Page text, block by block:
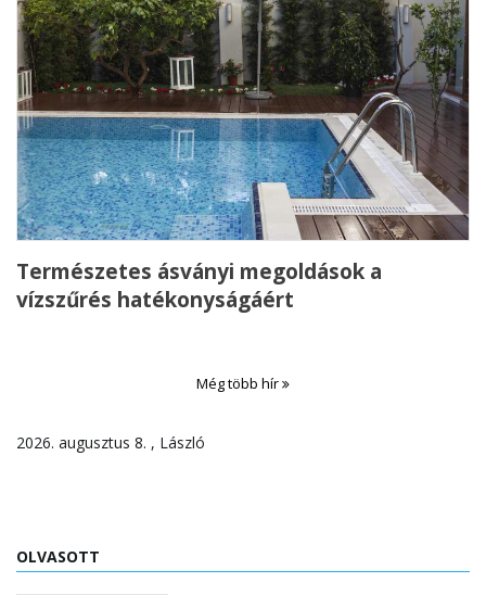
Természetes ásványi megoldások a
vízszűrés hatékonyságáért
Még több hír
2026. augusztus 8. , László
OLVASOTT